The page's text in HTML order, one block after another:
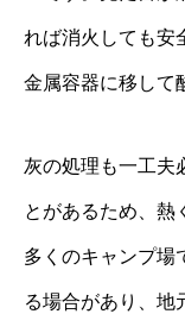
れば消火しても安
金属容器に移して
灰の処理も一工夫
とがあるため、熱
多くのキャンプ場
る場合があり、地